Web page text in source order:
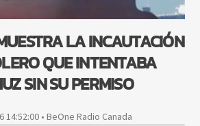
LA INCAUTACIÓN
QUE INTENTABA
SIN SU PERMISO
14:52:00 • BeOne Radio Canada